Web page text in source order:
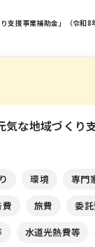
支援事業補助金」（令和8
気な地域づくり
環境
専門
旅費 委
水道光熱費等